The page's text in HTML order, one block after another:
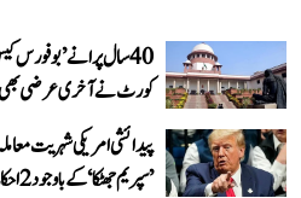
40 سال پرانے ’بوفورس
کورٹ نے آخری عرضی
پیدائشی امریکی شہریت
’سپریم جھٹکا‘ کے باوجود 2 احکامات پر کیے دستخط